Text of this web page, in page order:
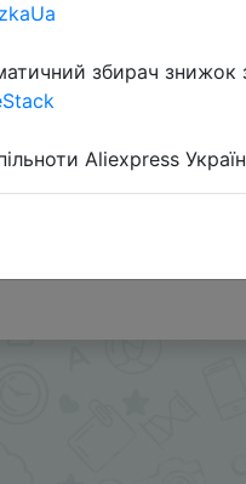
у додатку.
збирач знижок
Aliexpress